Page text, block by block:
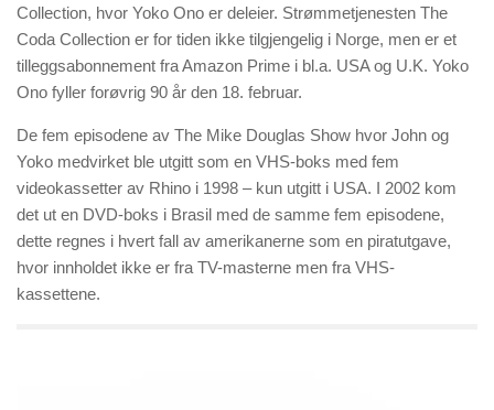
Collection, hvor Yoko Ono er deleier. Strømmetjenesten The
Coda Collection er for tiden ikke tilgjengelig i Norge, men er et
tilleggsabonnement fra Amazon Prime i bl.a. USA og U.K. Yoko
Ono fyller forøvrig 90 år den 18. februar.
De fem episodene av The Mike Douglas Show hvor John og
Yoko medvirket ble utgitt som en VHS-boks med fem
videokassetter av Rhino i 1998 – kun utgitt i USA. I 2002 kom
det ut en DVD-boks i Brasil med de samme fem episodene,
dette regnes i hvert fall av amerikanerne som en piratutgave,
hvor innholdet ikke er fra TV-masterne men fra VHS-
kassettene.